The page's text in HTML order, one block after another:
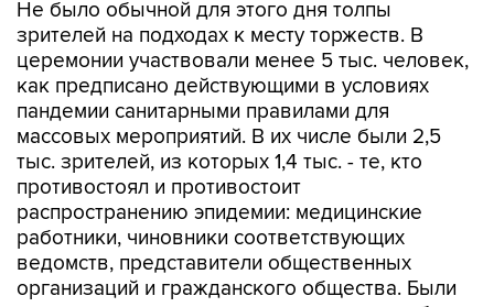
церемонии участвовали менее 5 тыс. человек,
как предписано действующими в условиях
пандемии санитарными правилами для
массовых мероприятий. В их числе были 2,5
тыс. зрителей, из которых 1,4 тыс. - те, кто
противостоял и противостоит
распространению эпидемии: медицинские
работники, чиновники соответствующих
ведомств, представители общественных
организаций и гражданского общества. Были
приглашены родственники медиков, погибших
в борьбе с коронавирусом.